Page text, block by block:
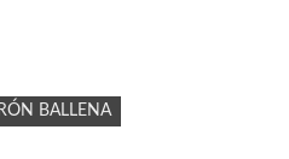
BALLENA